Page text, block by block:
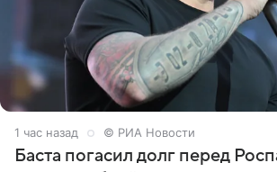
1 час назад © РИА Новости
Баста погасил долг перед